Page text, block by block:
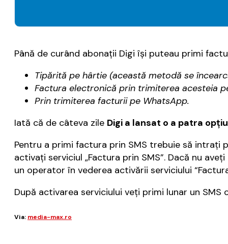
Până de curând abonaţii Digi îşi puteau primi
Tipărită pe hârtie (această metodă se
Factura electronică prin trimiterea acesteia
Prin trimiterea facturii pe WhatsApp.
Iată că de câteva zile Digi a lansat o a patra
Pentru a primi factura prin SMS trebuie să intraţi
activaţi serviciul „Factura prin SMS”. Dacă nu
un operator în vederea activării serviciului
După activarea serviciului veţi primi lunar un
Via: media-max.ro